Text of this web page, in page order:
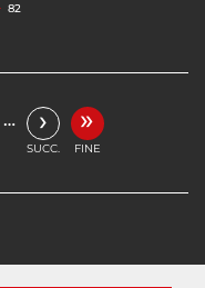
82
… ›
SUCC.
»
FINE